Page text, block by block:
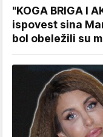
"KOGA BRIGA I
ispovest sina
bol obeležili su